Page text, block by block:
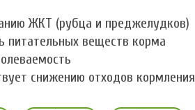
ЖКТ (рубца и преджелудков)
питательных веществ корма
снижению отходов кормления